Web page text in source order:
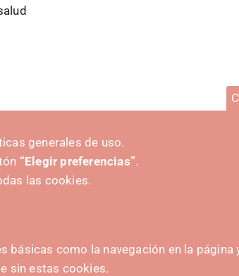
generales de uso.
“Elegir preferencias”.
las cookies.
básicas como la navegación en la página
sin estas cookies.